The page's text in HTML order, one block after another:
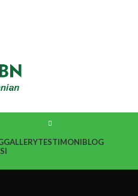
GALLERYTESTIMONIBLOG